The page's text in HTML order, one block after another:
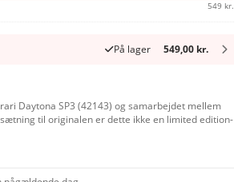
549 kr.
På lager 549,00 kr.
Daytona SP3 (42143) og samarbejdet mellem
til originalen er dette ikke en limited edition-